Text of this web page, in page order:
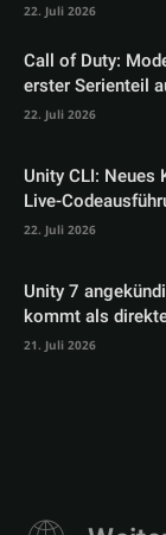
22. Juli 2026
Call of Duty:
erster Serienteil
22. Juli 2026
Unity CLI: Neues
Live-
22. Juli 2026
Unity 7
kommt als
21. Juli 2026